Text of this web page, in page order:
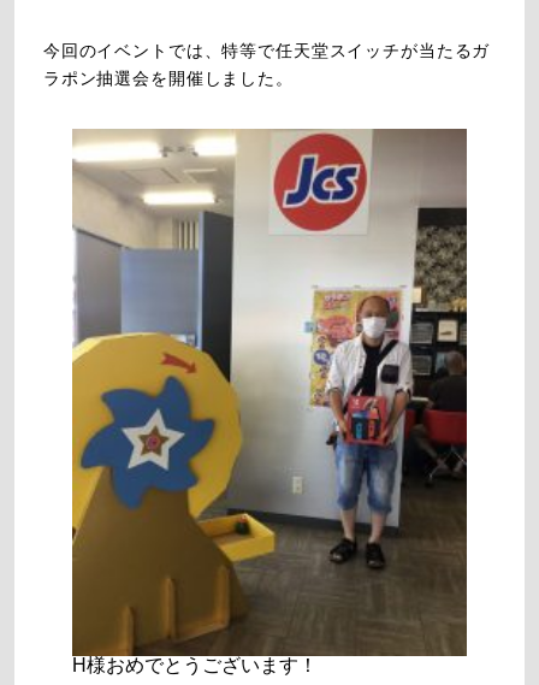
今回のイベントでは、特等で任天堂スイッチが当たるガ
ラポン抽選会を開催しました。
H様おめでとうございます！